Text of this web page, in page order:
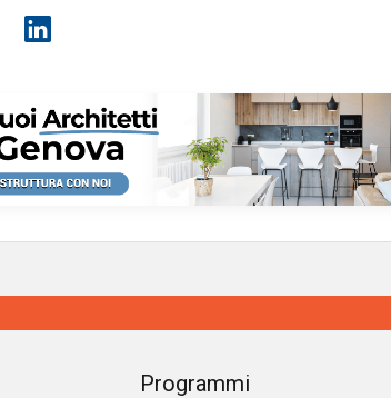
Programmi